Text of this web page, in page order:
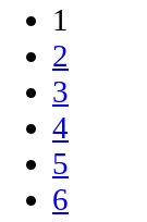
1
2
3
4
5
6